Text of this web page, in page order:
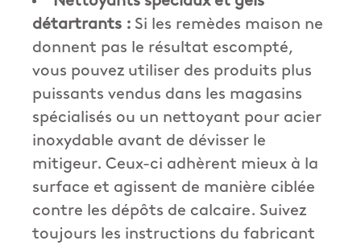
détartrants :Si les remèdes maison ne
donnent pas le résultat escompté,
vous pouvez utiliser des produits plus
puissants vendus dans les magasins
spécialisés ou un nettoyant pour acier
inoxydable avant de dévisser le
mitigeur. Ceux-ci adhèrent mieux à la
surface et agissent de manière ciblée
contre les dépôts de calcaire. Suivez
toujours les instructions du fabricant